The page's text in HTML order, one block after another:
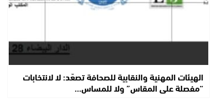
الهيئات المهنية والنقابية للصحافة تصعّد: لا لانتخابات
“مفصلة على المقاس” ولا للمساس…